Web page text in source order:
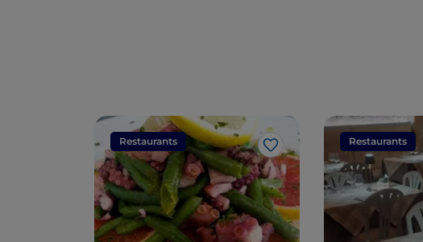
Restaurants
Like
Restaurants